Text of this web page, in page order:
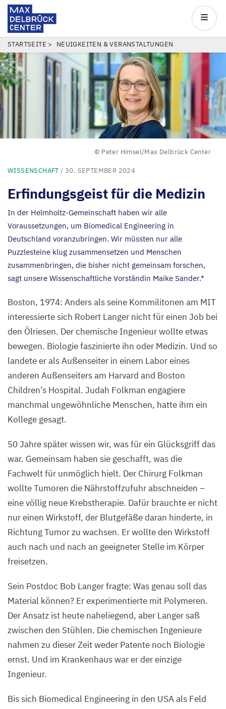
Direkt
zum
Inhalt
Center
Main
PFADNAVIGATION
STARTSEITE NEUIGKEITEN & VERANSTALTUNGEN
© Peter Himsel/Max Delbrück Center
WISSENSCHAFT/ 30. SEPTEMBER 2024
Erfindungsgeist für die Medizin
In der Helmholtz-Gemeinschaft haben wir alle
Voraussetzungen, um Biomedical Engineering in
Deutschland voranzubringen. Wir müssten nur alle
Puzzlesteine klug zusammensetzen und Menschen
zusammenbringen, die bisher nicht gemeinsam forschen,
sagt unsere Wissenschaftliche Vorständin Maike Sander.*
Boston, 1974: Anders als seine Kommilitonen am MIT
interessierte sich Robert Langer nicht für einen Job bei
den Ölriesen. Der chemische Ingenieur wollte etwas
bewegen. Biologie faszinierte ihn oder Medizin. Und so
landete er als Außenseiter in einem Labor eines
anderen Außenseiters am Harvard and Boston
Children’s Hospital. Judah Folkman engagiere
manchmal ungewöhnliche Menschen, hatte ihm ein
Kollege gesagt.
50Jahre später wissen wir, was für ein Glücksgriff das
war. Gemeinsam haben sie geschafft, was die
Fachwelt für unmöglich hielt. Der Chirurg Folkman
wollte Tumoren die Nährstoffzufuhr abschneiden –
eine völlig neue Krebstherapie. Dafür brauchte er nicht
nur einen Wirkstoff, der Blutgefäße daran hinderte, in
Richtung Tumor zu wachsen. Er wollte den Wirkstoff
auch nach und nach an geeigneter Stelle im Körper
freisetzen.
Sein Postdoc Bob Langer fragte: Was genau soll das
Material können? Er experimentierte mit Polymeren.
Der Ansatz ist heute naheliegend, aber Langer saß
zwischen den Stühlen. Die chemischen Ingenieure
nahmen zu dieser Zeit weder Patente noch Biologie
ernst. Und im Krankenhaus war er der einzige
Ingenieur.
Bis sich Biomedical Engineering in den USAals Feld